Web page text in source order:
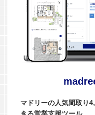
マドリーの人気間取り
きる営業支援ツール